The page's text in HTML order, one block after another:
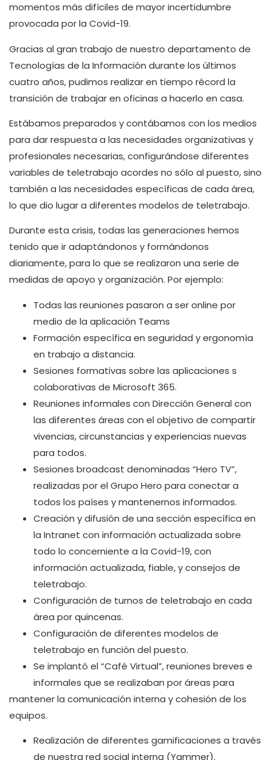
momentos más difíciles de mayor incertidumbre
provocada por la Covid-19.
Gracias al gran trabajo de nuestro departamento de
Tecnologías de la Información durante los últimos
cuatro años, pudimos realizar en tiempo récord la
transición de trabajar en oficinas a hacerlo en casa.
Estábamos preparados y contábamos con los medios
para dar respuesta a las necesidades organizativas y
profesionales necesarias, configurándose diferentes
variables de teletrabajo acordes no sólo al puesto, sino
también a las necesidades específicas de cada área,
lo que dio lugar a diferentes modelos de teletrabajo.
Durante esta crisis, todas las generaciones hemos
tenido que ir adaptándonos y formándonos
diariamente, para lo que se realizaron una serie de
medidas de apoyo y organización. Por ejemplo:
Todas las reuniones pasaron a ser online por
medio de la aplicación Teams
Formación específica en seguridad y ergonomía
en trabajo a distancia.
Sesiones formativas sobre las aplicaciones s
colaborativas de Microsoft 365.
Reuniones informales con Dirección General con
las diferentes áreas con el objetivo de compartir
vivencias, circunstancias y experiencias nuevas
para todos.
Sesiones broadcast denominadas “Hero TV”,
realizadas por el Grupo Hero para conectar a
todos los países y mantenernos informados.
Creación y difusión de una sección específica en
la Intranet con información actualizada sobre
todo lo concerniente a la Covid-19, con
información actualizada, fiable, y consejos de
teletrabajo.
Configuración de turnos de teletrabajo en cada
área por quincenas.
Configuración de diferentes modelos de
teletrabajo en función del puesto.
Se implantó el “Café Virtual”, reuniones breves e
informales que se realizaban por áreas para
mantener la comunicación interna y cohesión de los
equipos.
Realización de diferentes gamificaciones a través
de nuestra red social interna (Yammer).